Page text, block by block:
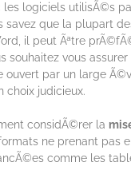
logiciels utilisÃ©s
savez que la plupart
il peut Ãªtre
souhaitez vous
ouvert par un large
choix judicieux.
considÃ©rer la
ne prenant pas
comme les